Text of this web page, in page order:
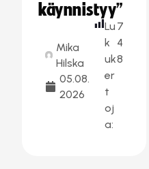
käynnistyy”
Mika
Hilska
05.08.
2026
Lu
k
uk
er
t
oj
a:
7
4
8